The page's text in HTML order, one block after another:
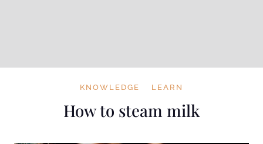
KNOWLEDGE LEARN
How to steam milk